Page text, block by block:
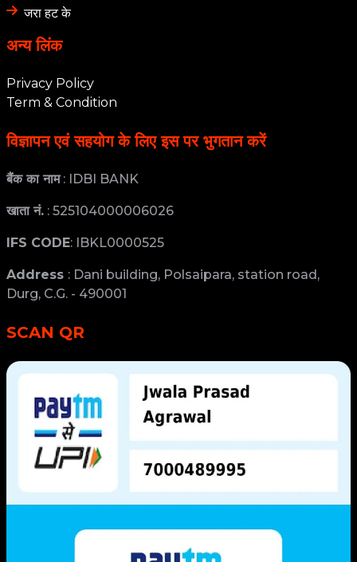
जरा हट के
अन्य लिंक
Privacy Policy
Term & Condition
विज्ञापन एवं सहयोग के लिए इस पर भुगतान करें
बैंक का नाम: IDBI BANK
खाता नं. : 525104000006026
IFS CODE: IBKL0000525
Address : Dani building, Polsaipara, station road,
Durg, C.G. - 490001
SCAN QR